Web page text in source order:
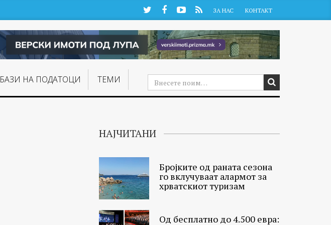
TwitterFacebookYouTube
RSS ЗА НАС КОНТАКТ
БАЗИ НА ПОДАТОЦИ ТЕМИ
НАЈЧИТАНИ
Бројките од раната сезона
го вклучуваат алармот за
хрватскиот туризам
Од бесплатно до 4.500 евра: